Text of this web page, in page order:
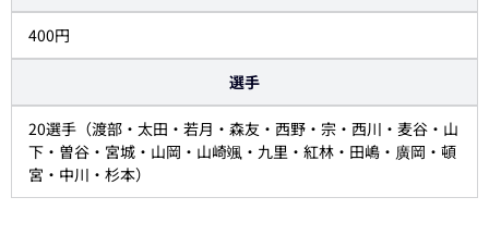
400円
選手
20選手（渡部・太田・若月・森友・西野・宗・西川・麦谷・山
下・曽谷・宮城・山岡・山崎颯・九里・紅林・田嶋・廣岡・頓
宮・中川・杉本）